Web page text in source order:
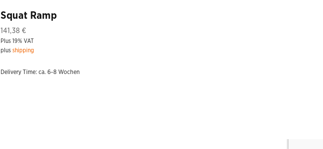
Squat Ramp
141,38€
Plus 19% VAT
plusshipping
Delivery Time: ca. 6-8 Wochen